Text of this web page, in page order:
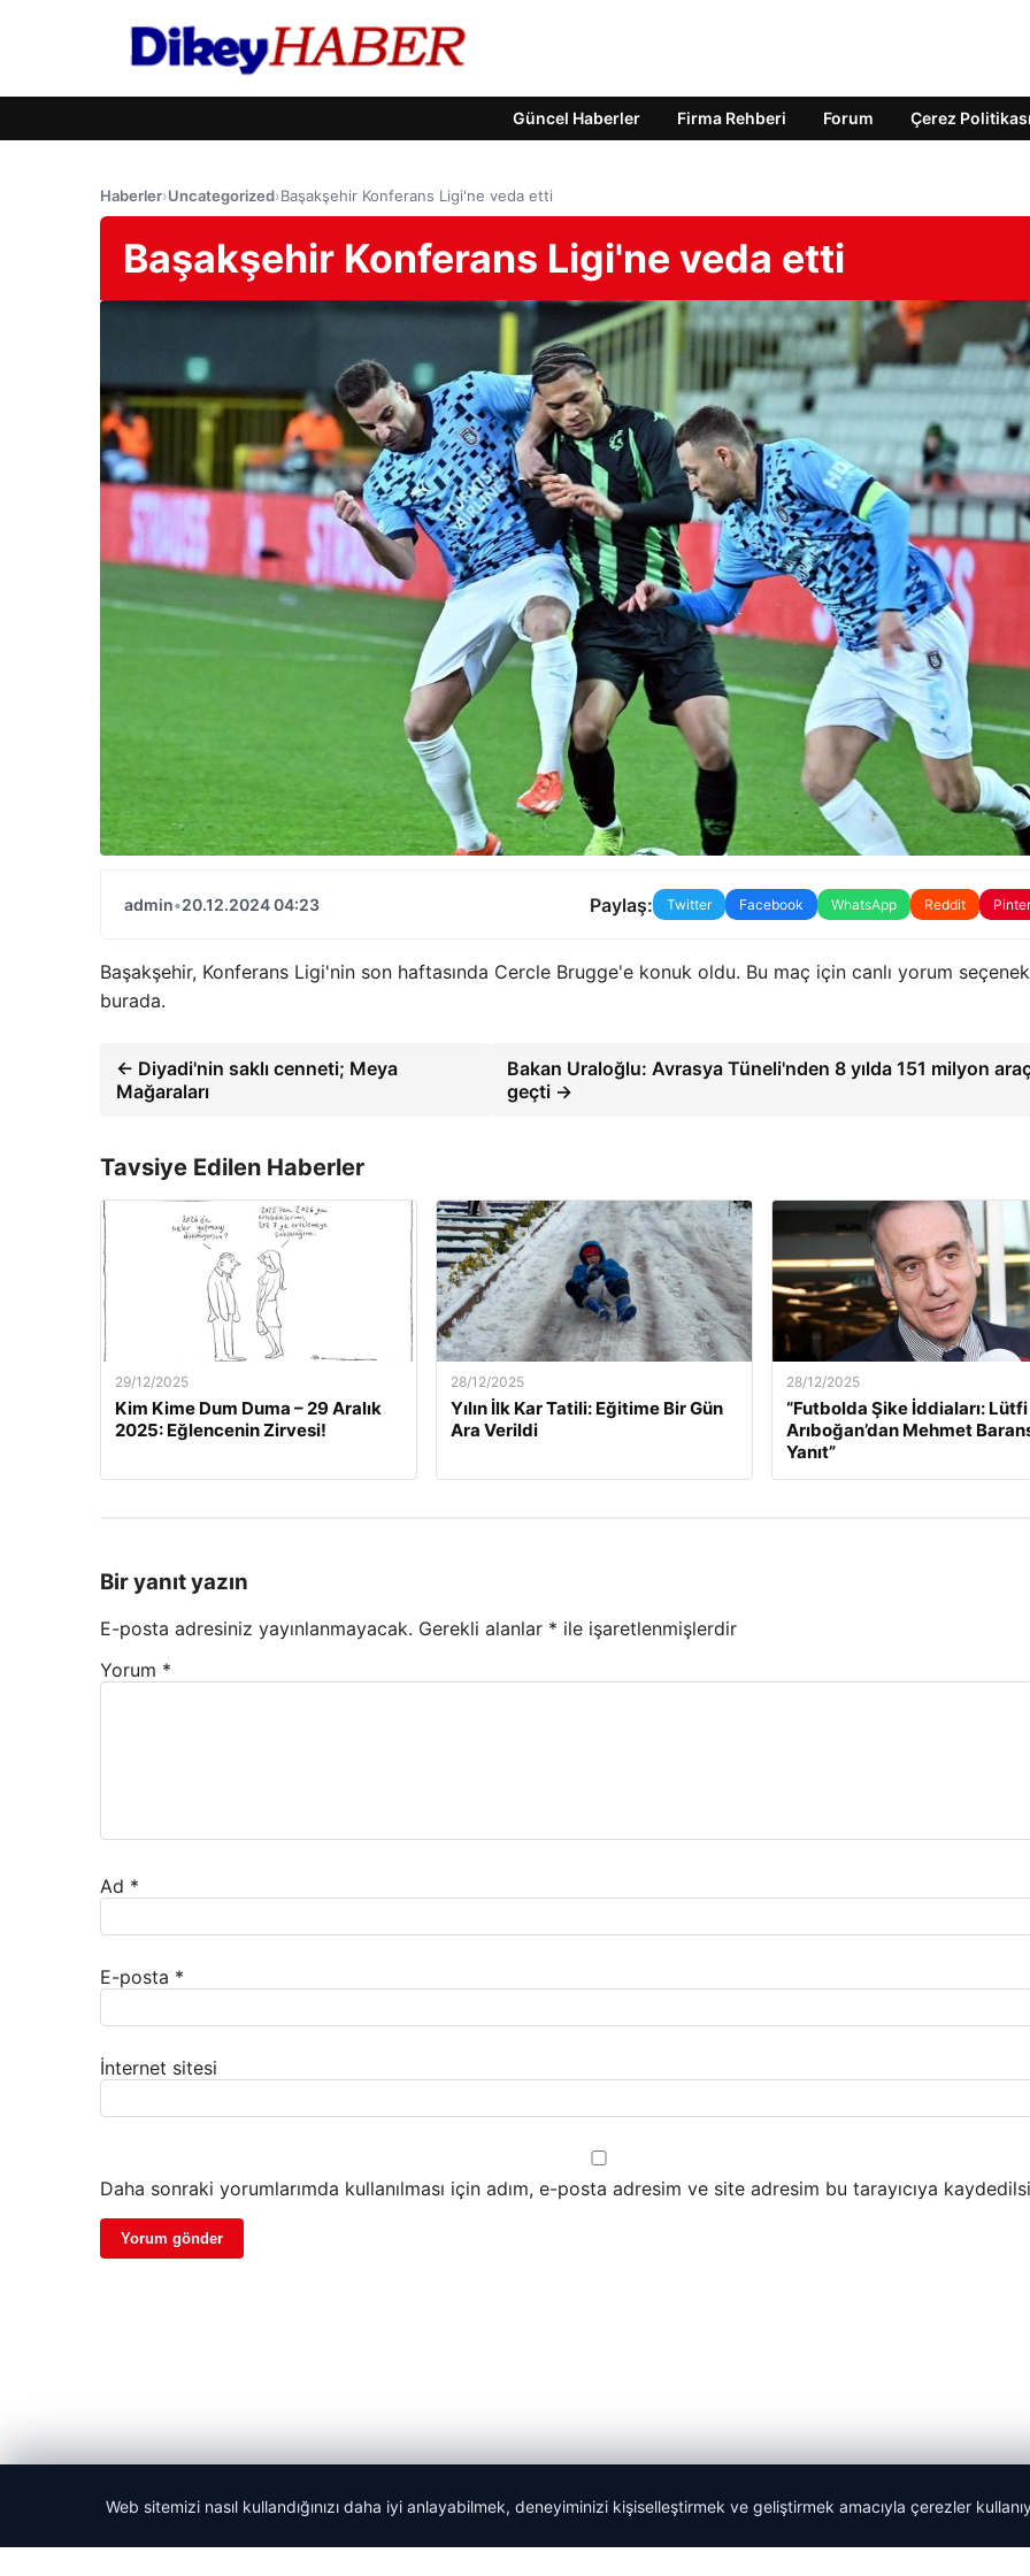
Güncel Haberler Firma Rehberi Forum Çerez Politikası
Haberler›Uncategorized›Başakşehir Konferans Ligi'ne veda etti
Başakşehir Konferans Ligi'ne veda etti
admin•20.12.2024 04:23 Paylaş: Twitter Facebook WhatsApp Reddit
Başakşehir, Konferans Ligi'nin son haftasında Cercle Brugge'e konuk oldu. Bu maç için canlı yorum
burada.
← Diyadi'nin saklı cenneti; Meya
Mağaraları
Bakan Uraloğlu: Avrasya Tüneli'nden 8 yılda 151 milyon
geçti →
Tavsiye Edilen Haberler
29/12/2025
Kim Kime Dum Duma – 29 Aralık
2025: Eğlencenin Zirvesi!
28/12/2025
Yılın İlk Kar Tatili: Eğitime Bir Gün
Ara Verildi
28/12/2025
“Futbolda Şike İddiaları: Lütfi
Arıboğan’dan Mehmet
Yanıt”
Bir yanıt yazın
E-posta adresiniz yayınlanmayacak. Gerekli alanlar * ile işaretlenmişlerdir
Yorum *
Ad *
E-posta *
İnternet sitesi
Daha sonraki yorumlarımda kullanılması için adım, e-posta adresim ve site adresim bu tarayıcıya
© 2026 Dikey Haber
Web sitemizi nasıl kullandığınızı daha iyi anlayabilmek, deneyiminizi kişiselleştirmek ve geliştirmek amacıyla çerezler